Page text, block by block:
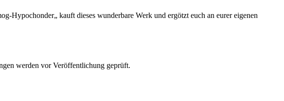
Hypochonder„ kauft dieses wunderbare Werk und ergötzt euch an eurer eigenen
werden vor Veröffentlichung geprüft.